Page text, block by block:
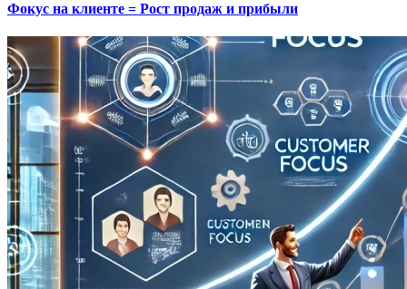
Фокус на клиенте = Рост продаж и прибыли